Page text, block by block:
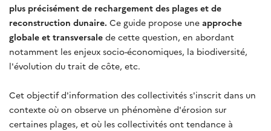
plus précisément de rechargement des plages et de
reconstruction dunaire. Ce guide propose une approche
globale et transversale de cette question, en abordant
notamment les enjeux socio-économiques, la biodiversité,
l'évolution du trait de côte, etc.
Cet objectif d'information des collectivités s'inscrit dans un
contexte où on observe un phénomène d'érosion sur
certaines plages, et où les collectivités ont tendance à